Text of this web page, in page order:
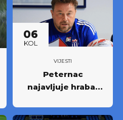
06
KOL
VIJESTI
Peternac
najavljuje hrabar